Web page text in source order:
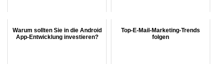
Warum sollten Sie in die Android
App-Entwicklung investieren?
Top-E-Mail-Marketing-Trends
folgen